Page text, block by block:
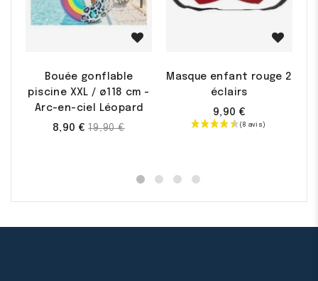
Promo !
Bouée gonflable
piscine XXL / ø118 cm -
Arc-en-ciel Léopard
8,90 € Prix
19,90 €
Masque enfant rouge 2
éclairs
9,90 €